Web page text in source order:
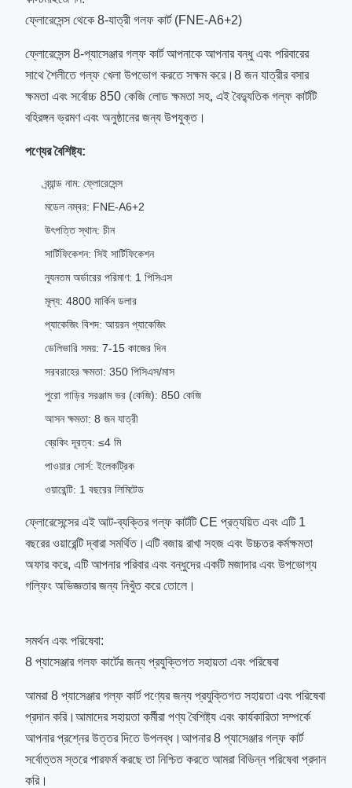
ফ্লোরেসেন্স থেকে 8-যাত্রী গলফ কার্ট (FNE-A6+2)
ফ্লোরেসেন্স 8-প্যাসেঞ্জার গল্ফ কার্ট আপনাকে আপনার বন্ধু এবং পরিবারের
সাথে শৈলীতে গল্ফ খেলা উপভোগ করতে সক্ষম করে।8 জন যাত্রীর বসার
ক্ষমতা এবং সর্বোচ্চ 850 কেজি লোড ক্ষমতা সহ, এই বৈদ্যুতিক গল্ফ কার্টটি
বহিরঙ্গন ভ্রমণ এবং অনুষ্ঠানের জন্য উপযুক্ত।
পণ্যের বৈশিষ্ট্য:
ব্র্যান্ড নাম: ফ্লোরেসেন্স
মডেল নম্বর: FNE-A6+2
উৎপত্তি স্থান: চীন
সার্টিফিকেশন: সিই সার্টিফিকেশন
ন্যূনতম অর্ডারের পরিমাণ: 1 পিসিএস
মূল্য: 4800 মার্কিন ডলার
প্যাকেজিং বিশদ: আয়রন প্যাকেজিং
ডেলিভারি সময়: 7-15 কাজের দিন
সরবরাহের ক্ষমতা: 350 পিসিএস/মাস
পুরো গাড়ির সরঞ্জাম ভর (কেজি): 850 কেজি
আসন ক্ষমতা: 8 জন যাত্রী
ব্রেকিং দূরত্ব: ≤4 মি
পাওয়ার সোর্স: ইলেকট্রিক
ওয়ারেন্টি: 1 বছরের লিমিটেড
ফ্লোরেসেন্সের এই আট-ব্যক্তির গল্ফ কার্টটি CE প্রত্যয়িত এবং এটি 1
বছরের ওয়ারেন্টি দ্বারা সমর্থিত।এটি বজায় রাখা সহজ এবং উচ্চতর কর্মক্ষমতা
অফার করে, এটি আপনার পরিবার এবং বন্ধুদের একটি মজাদার এবং উপভোগ্য
গল্ফিং অভিজ্ঞতার জন্য নিখুঁত করে তোলে।
সমর্থন এবং পরিষেবা:
8 প্যাসেঞ্জার গলফ কার্টের জন্য প্রযুক্তিগত সহায়তা এবং পরিষেবা
আমরা 8 প্যাসেঞ্জার গল্ফ কার্ট পণ্যের জন্য প্রযুক্তিগত সহায়তা এবং পরিষেবা
প্রদান করি।আমাদের সহায়তা কর্মীরা পণ্য বৈশিষ্ট্য এবং কার্যকারিতা সম্পর্কে
আপনার প্রশ্নের উত্তর দিতে উপলব্ধ।আপনার 8 প্যাসেঞ্জার গল্ফ কার্ট
সর্বোত্তম স্তরে পারফর্ম করছে তা নিশ্চিত করতে আমরা বিভিন্ন পরিষেবা প্রদান
করি।